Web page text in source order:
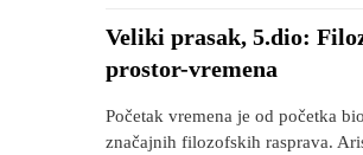
Veliki prasak, 5.dio:
prostor-vremena
Početak vremena je od početka
značajnih filozofskih rasprava.